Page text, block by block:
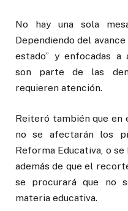
No hay una sola
Dependiendo del
estado” y enfocadas a
son parte de las
requieren atención.
Reiteró también que en
no se afectarán los
Reforma Educativa, o
además de que el
se procurará que no
materia educativa.